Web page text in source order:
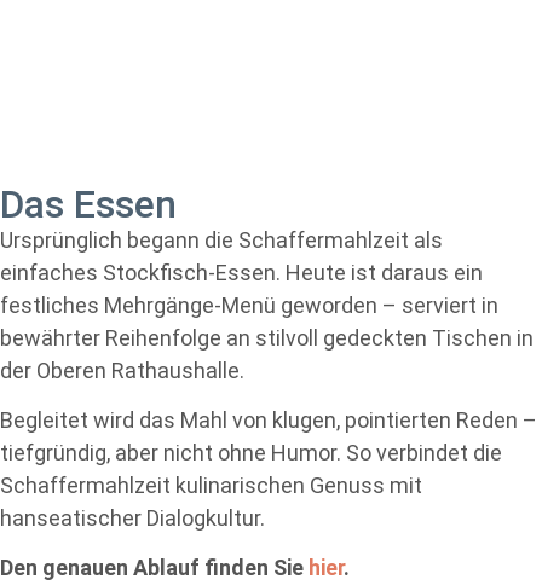
Das Essen
Ursprünglich begann die Schaffermahlzeit als
einfaches Stockfisch-Essen. Heute ist daraus ein
festliches Mehrgänge-Menü geworden – serviert in
bewährter Reihenfolge an stilvoll gedeckten Tischen in
der Oberen Rathaushalle.
Begleitet wird das Mahl von klugen, pointierten Reden –
tiefgründig, aber nicht ohne Humor. So verbindet die
Schaffermahlzeit kulinarischen Genuss mit
hanseatischer Dialogkultur.
Den genauen Ablauf finden Sie hier.